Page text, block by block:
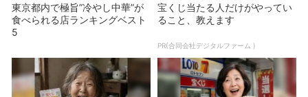
東京都内で極旨”冷やし中華”が
食べられる店ランキングベスト
5
宝くじ当たる人だけがやってい
ること、教えます
PR(合同会社デジタルファーム )